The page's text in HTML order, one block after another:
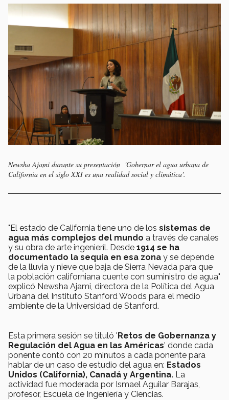
Newsha Ajami durante su presentación 'Gobernar el agua urbana de
California en el siglo XXI es una realidad social y climática'.
"El estado de California tiene uno de los sistemas de
agua más complejos del mundo a través de canales
y su obra de arte ingenieríl. Desde 1914 se ha
documentado la sequía en esa zona y se depende
de la lluvia y nieve que baja de Sierra Nevada para que
la población californiana cuente con suministro de agua"
explicó Newsha Ajami, directora de la Política del Agua
Urbana del Instituto Stanford Woods para el medio
ambiente de la Universidad de Stanford.
Esta primera sesión se tituló ' Retos de Gobernanza y
Regulación del Agua en las Américas' donde cada
ponente contó con 20 minutos a cada ponente para
hablar de un caso de estudio del agua en: Estados
Unidos (California), Canadá y Argentina. La
actividad fue moderada por Ismael Aguilar Barajas,
profesor, Escuela de Ingeniería y Ciencias.